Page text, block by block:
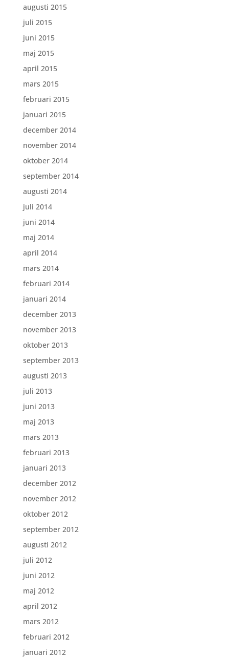
augusti 2015
juli 2015
juni 2015
maj 2015
april 2015
mars 2015
februari 2015
januari 2015
december 2014
november 2014
oktober 2014
september 2014
augusti 2014
juli 2014
juni 2014
maj 2014
april 2014
mars 2014
februari 2014
januari 2014
december 2013
november 2013
oktober 2013
september 2013
augusti 2013
juli 2013
juni 2013
maj 2013
mars 2013
februari 2013
januari 2013
december 2012
november 2012
oktober 2012
september 2012
augusti 2012
juli 2012
juni 2012
maj 2012
april 2012
mars 2012
februari 2012
januari 2012